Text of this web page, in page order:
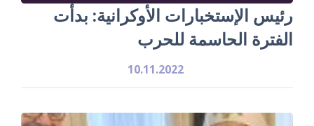
رئيس الإستخبارات الأوكرانية: بدأت
الفترة الحاسمة للحرب
10.11.2022